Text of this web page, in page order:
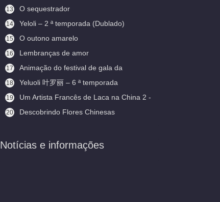
13 O sequestrador
14 Yeloli – 2 ª temporada (Dublado)
15 O outono amarelo
16 Lembranças de amor
17
Animação do festival de gala da
primavera
18
Yeluoli 叶罗丽 – 6 ª temporada
(Legendado)
19
Um Artista Francês de Laca na China 2 -
Aceitando Aprendizes
20
Descobrindo Flores Chinesas
Notícias e informações